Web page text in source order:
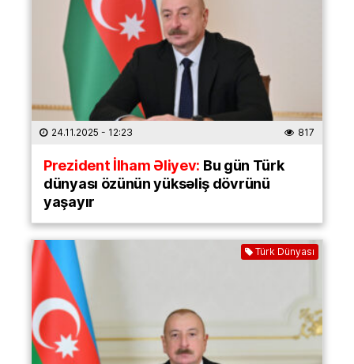
24.11.2025 - 12:23 817
Prezident İlham Əliyev: Bu gün Türk
dünyası özünün yüksəliş dövrünü
yaşayır
Türk Dünyası